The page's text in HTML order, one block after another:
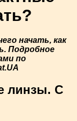
начать, как
Подробное
по
линзы. С